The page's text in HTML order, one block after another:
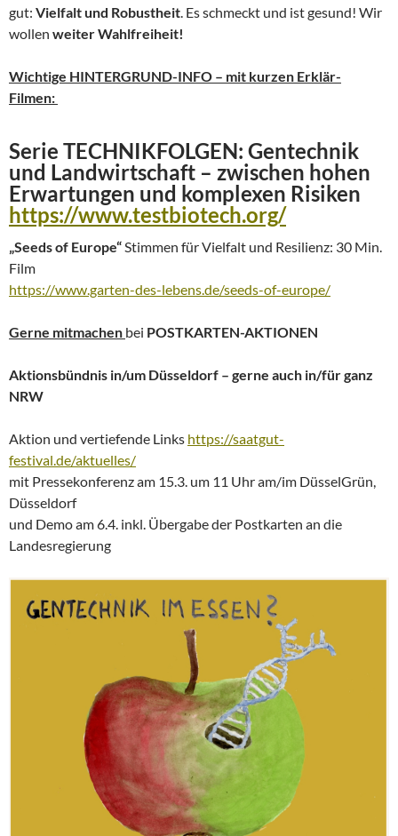
gut: Vielfalt und Robustheit. Es schmeckt und ist gesund! Wir
wollen weiter Wahlfreiheit!
Wichtige HINTERGRUND-INFO – mit kurzen Erklär-
Filmen:
Serie TECHNIKFOLGEN: Gentechnik
und Landwirtschaft – zwischen hohen
Erwartungen und komplexen Risiken
https://www.testbiotech.org/
„Seeds of Europe“Stimmen für Vielfalt und Resilienz: 30 Min.
Film
https://www.garten-des-lebens.de/seeds-of-europe/
Gerne mitmachen bei POSTKARTEN-AKTIONEN
Aktionsbündnis in/um Düsseldorf – gerne auch in/für ganz
NRW
Aktion und vertiefende Links https://saatgut-
festival.de/aktuelles/
mit Pressekonferenz am 15.3. um 11 Uhr am/im DüsselGrün,
Düsseldorf
und Demo am 6.4. inkl. Übergabe der Postkarten an die
Landesregierung